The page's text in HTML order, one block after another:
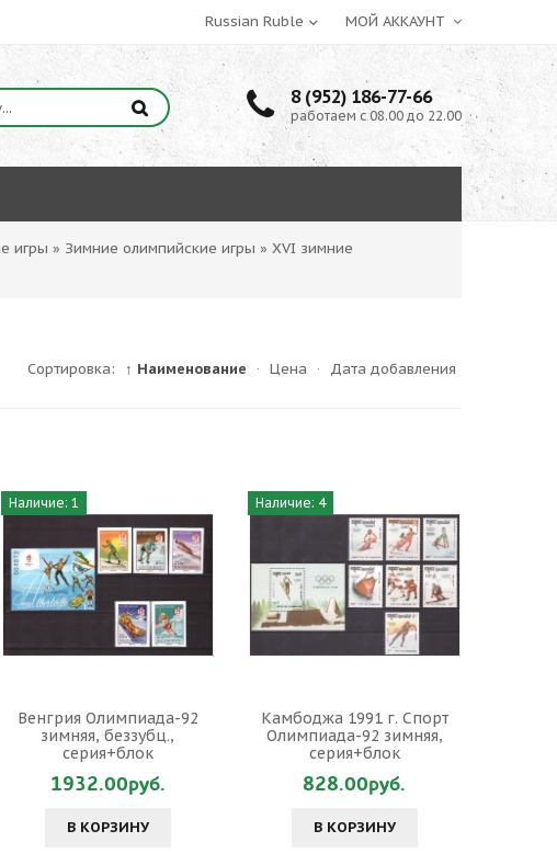
МОЙ АККАУНТ
8 (952) 186-77-66
работаем с 08.00 до 22.00
игры » Зимние олимпийские игры » XVI зимние
Сортировка: ↑ Наименование · Цена · Дата добавления
Наличие: 1
Венгрия Олимпиада-92
зимняя, беззубц.,
серия+блок
1932.00руб.
В КОРЗИНУ
Наличие: 4
Камбоджа 1991 г. Спорт
Олимпиада-92 зимняя,
серия+блок
828.00руб.
В КОРЗИНУ